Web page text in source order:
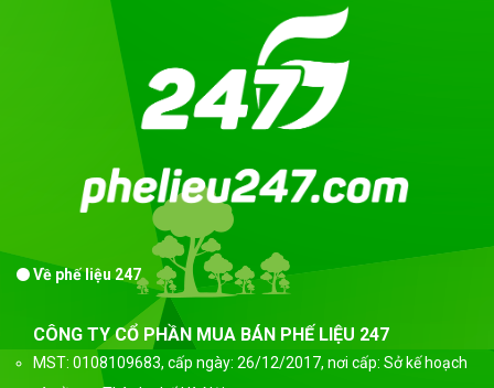
Về phế liệu 247
CÔNG TY CỔ PHẦN MUA BÁN PHẾ LIỆU 247
MST: 0108109683, cấp ngày: 26/12/2017, nơi cấp: Sở kế hoạch